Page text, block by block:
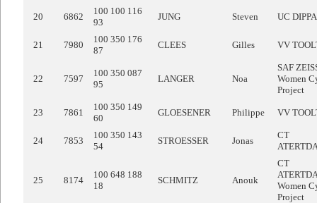
20 6862
100 100 116
93
JUNG Steven UC
21 7980
100 350 176
87
CLEES Gilles VV
22 7597
100 350 087
95
LANGER Noa
SAF
Women
Project
23 7861
100 350 149
60
GLOESENER Philippe VV
24 7853
100 350 143
54
STROESSER Jonas
CT
25 8174
100 648 188
18
SCHMITZ Anouk
CT
Women
Project